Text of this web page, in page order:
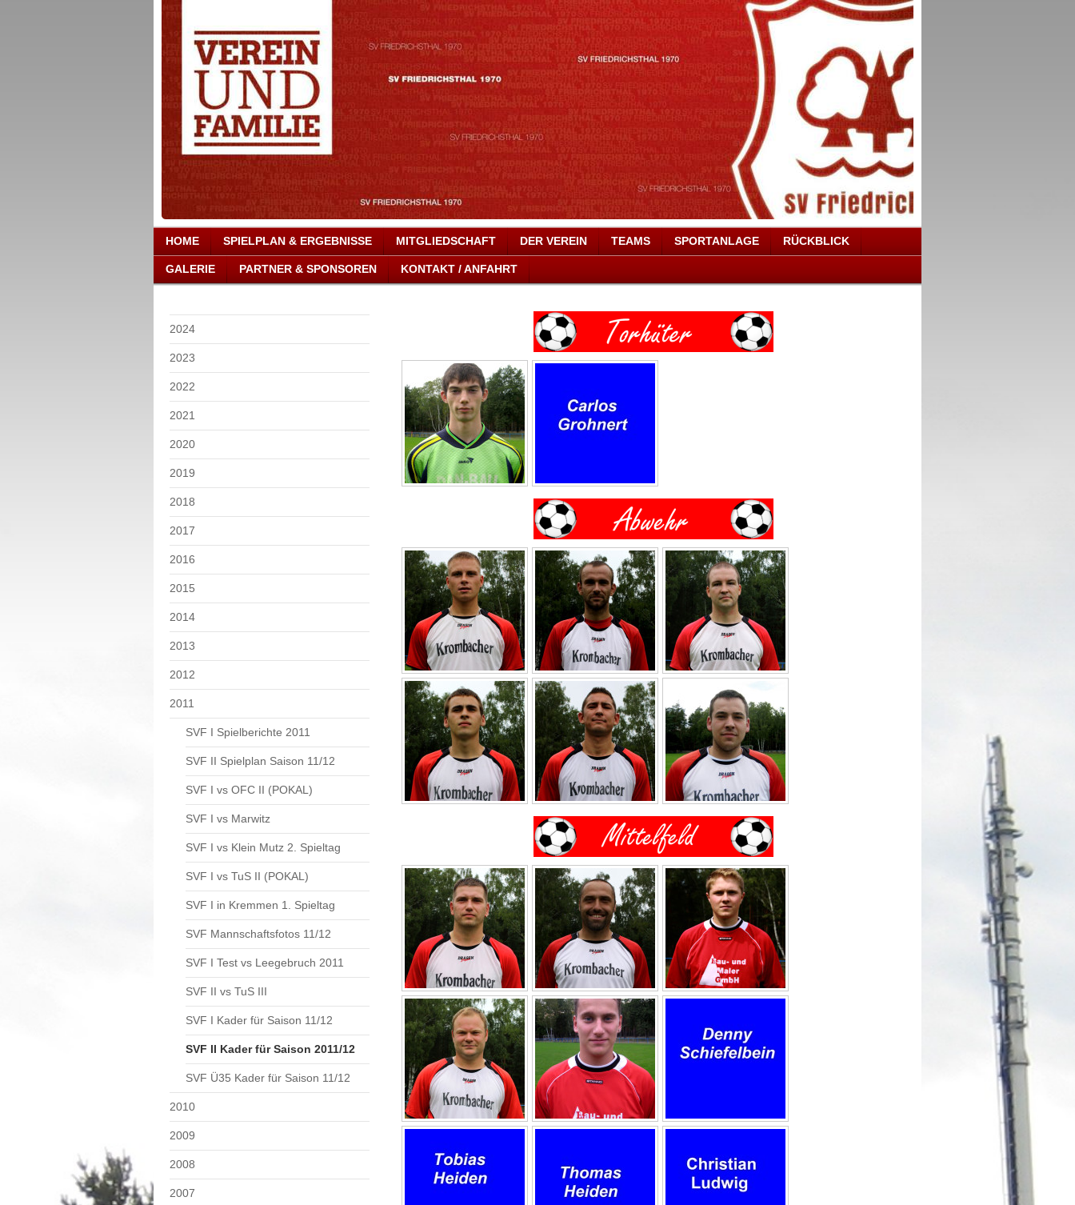
HOME SPIELPLAN & ERGEBNISSE MITGLIEDSCHAFT DER VEREIN TEAMS SPORTANLAGE RÜCKBLICK
GALERIE PARTNER & SPONSOREN KONTAKT / ANFAHRT
2024
2023
2022
2021
2020
2019
2018
2017
2016
2015
2014
2013
2012
2011
SVF I Spielberichte 2011
SVF II Spielplan Saison 11/12
SVF I vs OFC II (POKAL)
SVF I vs Marwitz
SVF I vs Klein Mutz 2. Spieltag
SVF I vs TuS II (POKAL)
SVF I in Kremmen 1. Spieltag
SVF Mannschaftsfotos 11/12
SVF I Test vs Leegebruch 2011
SVF II vs TuS III
SVF I Kader für Saison 11/12
SVF II Kader für Saison 2011/12
SVF Ü35 Kader für Saison 11/12
2010
2009
2008
2007